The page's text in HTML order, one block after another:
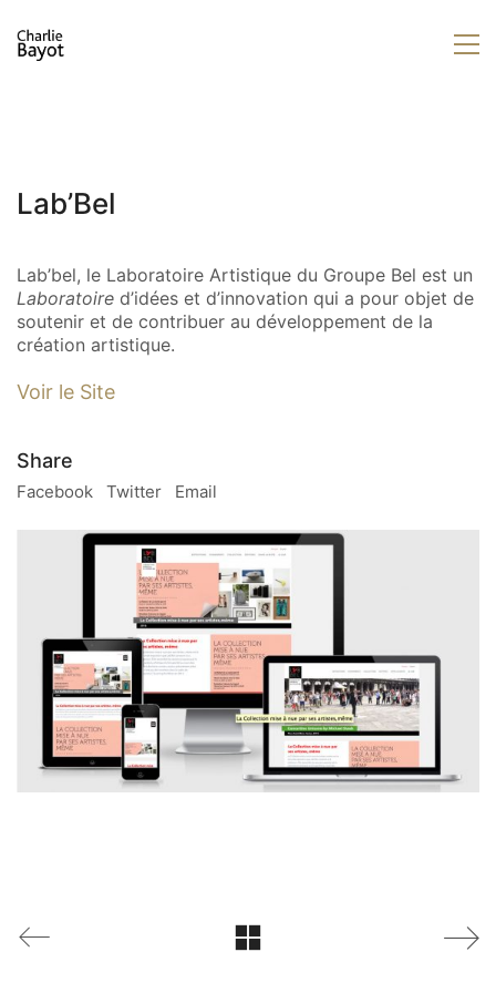
Lab’Bel
Lab’bel, le Laboratoire Artistique du Groupe Bel est un
Laboratoire d’idées et d’innovation qui a pour objet de
soutenir et de contribuer au développement de la
création artistique.
Voir le Site
Share
Facebook Twitter Email